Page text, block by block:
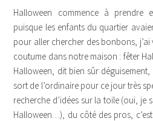
Halloween commence à prendre
puisque les enfants du quartier
pour aller chercher des bonbons,
coutume dans notre maison : fêter
Halloween, dit bien sûr
sort de l’ordinaire pour ce jour très
recherche d’idées sur la toile (oui, je
Halloween…), du côté des pros,